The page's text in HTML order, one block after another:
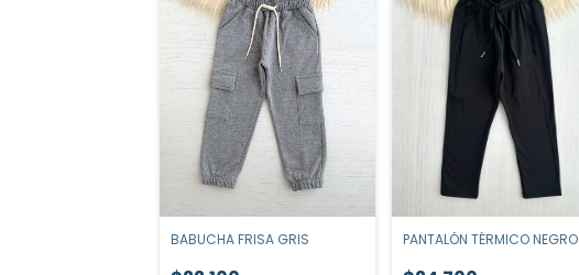
BABUCHA FRISA GRIS PANTALÓN TÉRMICO NEGRO